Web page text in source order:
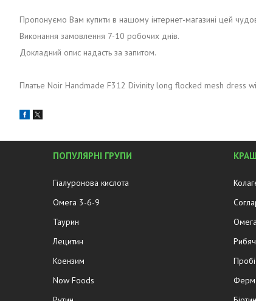
Пропонуємо Вам купити в нашому інтернет-магазині цей
Виконання замовлення 7-10 робочих днів.
Докладний опис надасть за запитом.
Платье Noir Handmade F312 Divinity long flocked mesh dress
ПОПУЛЯРНІ ГРУПИ
Гіалуронова кислота
Омега 3-6-9
Таурин
Лецитин
Коензим
Now Foods